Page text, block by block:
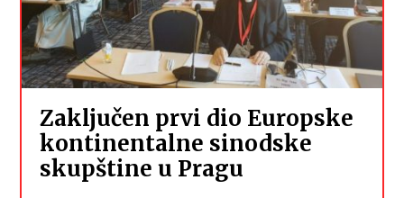
Zaključen prvi dio Europske
kontinentalne sinodske
skupštine u Pragu